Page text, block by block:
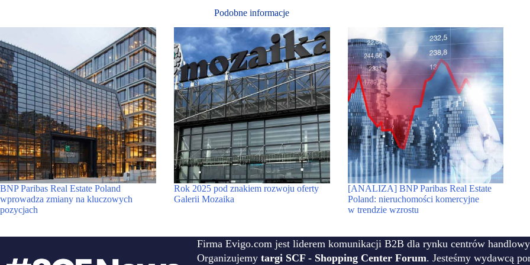
Podobne informacje
BNP Paribas Real Estate Poland
wprowadza zmiany na kluczowych
pozycjach
Rok 2025 pod znakiem rozwoju oferty
Galerii Mozaika
[ANALIZA] BNP Paribas Real Estate
Poland: nieruchomości komercyjne
w trendzie wzrostu
Firma Evigo.com jest liderem komunikacji B2B dla rynku centrów
Organizujemy targi SCF - Shopping Center Forum. Jesteśmy wydawcą